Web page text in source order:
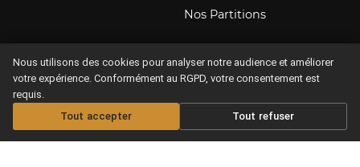
Nos Partitions
Offrir un abonnement
Nous utilisons des cookies pour analyser notre audience et améliorer
votre expérience. Conformément au RGPD, votre consentement est
requis.
Tout accepter
Tout refuser